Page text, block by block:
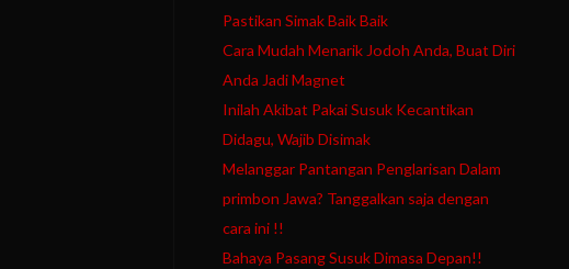
Pastikan Simak Baik Baik
Cara Mudah Menarik Jodoh Anda, Buat Diri
Anda Jadi Magnet
Inilah Akibat Pakai Susuk Kecantikan
Didagu, Wajib Disimak
Melanggar Pantangan Penglarisan Dalam
primbon Jawa? Tanggalkan saja dengan
cara ini !!
Bahaya Pasang Susuk Dimasa Depan!!